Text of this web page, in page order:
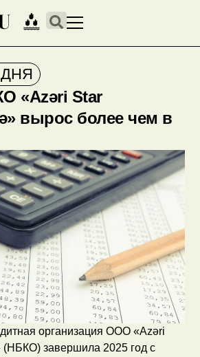
«Azəri Star
вырос более чем в
организация ООО «Azəri
(НБКО) завершила 2025 год с